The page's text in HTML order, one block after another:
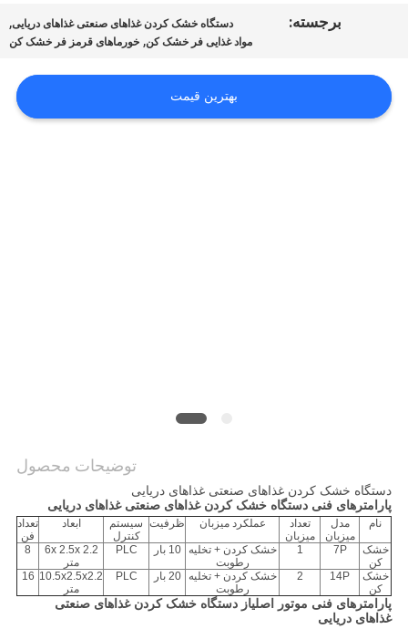
همه
موارد
برجسته:
دستگاه خشک کردن غذاهای صنعتی غذاهای دریایی,
مواد غذایی فر خشک کن, خورماهای قرمز فر خشک کن
بهترین قیمت
توضیحات محصول
دستگاه خشک کردن غذاهای صنعتی غذاهای دریایی
پارامترهای فنی دستگاه خشک کردن غذاهای صنعتی غذاهای دریایی
نام
مدل
میزبان
تعداد
میزبان
عملکرد میزبان ظرفیت سیستم
کنترل
ابعاد
تعداد
فن
خشک
کن
7P
1
خشک کردن + تخلیه
رطوبت
10 بار PLC
6x 2.5x 2.2
متر
8
خشک
کن
14P
2
خشک کردن + تخلیه
رطوبت
20 بار PLC
10.5x2.5x2.2
متر
16
پارامترهای فنی موتور اصلیاز دستگاه خشک کردن غذاهای صنعتی
غذاهای دریایی